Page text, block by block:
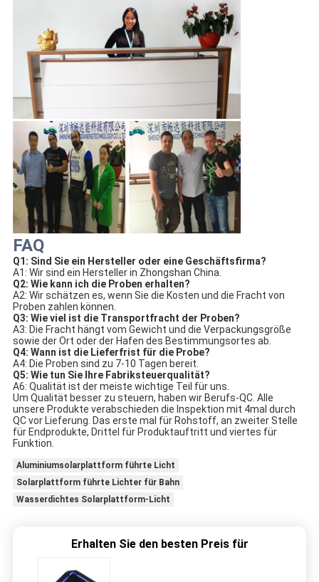
FAQ
Q1: Sind Sie ein Hersteller oder eine Geschäftsfirma?
A1: Wir sind ein Hersteller in Zhongshan China.
Q2: Wie kann ich die Proben erhalten?
A2: Wir schätzen es, wenn Sie die Kosten und die Fracht von
Proben zahlen können.
Q3: Wie viel ist die Transportfracht der Proben?
A3: Die Fracht hängt vom Gewicht und die Verpackungsgröße
sowie der Ort oder der Hafen des Bestimmungsortes ab.
Q4: Wann ist die Lieferfrist für die Probe?
A4: Die Proben sind zu 7-10 Tagen bereit.
Q5: Wie tun Sie Ihre Fabriksteuerqualität?
A6: Qualität ist der meiste wichtige Teil für uns.
Um Qualität besser zu steuern, haben wir Berufs-QC. Alle
unsere Produkte verabschieden die Inspektion mit 4mal durch
QC vor Lieferung. Das erste mal für Rohstoff, an zweiter Stelle
für Endprodukte, Drittel für Produktauftritt und viertes für
Funktion.
Aluminiumsolarplattform führte Licht
Solarplattform führte Lichter für Bahn
Wasserdichtes Solarplattform-Licht
Erhalten Sie den besten Preis für